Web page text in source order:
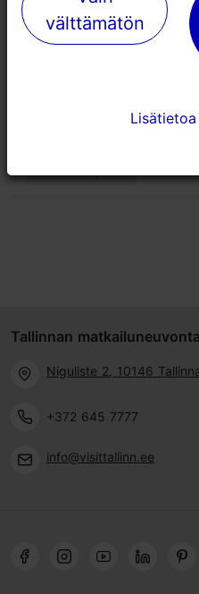
Tallink Tennisekeskus
Tallinnan matkailuneuvonta
Niguliste 2, 10146
+372 645 7777
info@visittallinn.ee
välttämätön
välttämätön